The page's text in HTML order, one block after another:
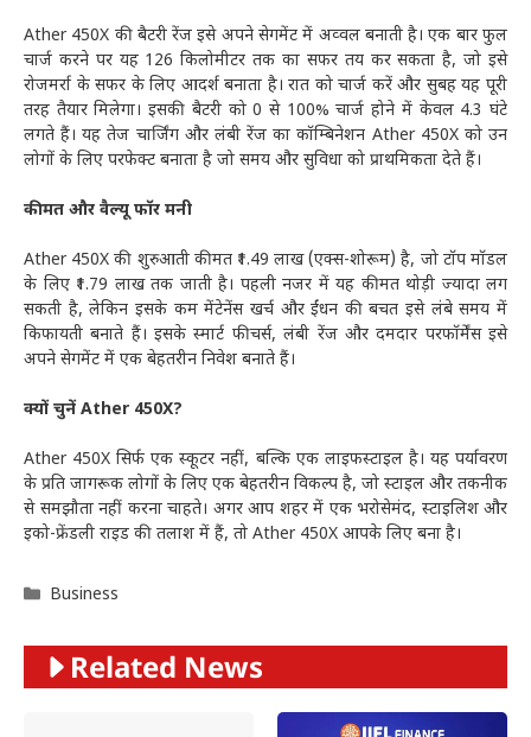
Ather 450X की बैटरी रेंज इसे अपने सेगमेंट में अव्वल बनाती है। एक बार फुल
चार्ज करने पर यह 126 किलोमीटर तक का सफर तय कर सकता है, जो इसे
रोजमर्रा के सफर के लिए आदर्श बनाता है। रात को चार्ज करें और सुबह यह पूरी
तरह तैयार मिलेगा। इसकी बैटरी को 0 से 100% चार्ज होने में केवल 4.3 घंटे
लगते हैं। यह तेज चार्जिंग और लंबी रेंज का कॉम्बिनेशन Ather 450X को उन
लोगों के लिए परफेक्ट बनाता है जो समय और सुविधा को प्राथमिकता देते हैं।
कीमत और वैल्यू फॉर मनी
Ather 450X की शुरुआती कीमत ₹1.49 लाख (एक्स-शोरूम) है, जो टॉप मॉडल
के लिए ₹1.79 लाख तक जाती है। पहली नजर में यह कीमत थोड़ी ज्यादा लग
सकती है, लेकिन इसके कम मेंटेनेंस खर्च और ईंधन की बचत इसे लंबे समय में
किफायती बनाते हैं। इसके स्मार्ट फीचर्स, लंबी रेंज और दमदार परफॉर्मेंस इसे
अपने सेगमेंट में एक बेहतरीन निवेश बनाते हैं।
क्यों चुनें Ather 450X?
Ather 450X सिर्फ एक स्कूटर नहीं, बल्कि एक लाइफस्टाइल है। यह पर्यावरण
के प्रति जागरूक लोगों के लिए एक बेहतरीन विकल्प है, जो स्टाइल और तकनीक
से समझौता नहीं करना चाहते। अगर आप शहर में एक भरोसेमंद, स्टाइलिश और
इको-फ्रेंडली राइड की तलाश में हैं, तो Ather 450X आपके लिए बना है।
Categories
Business
Related News